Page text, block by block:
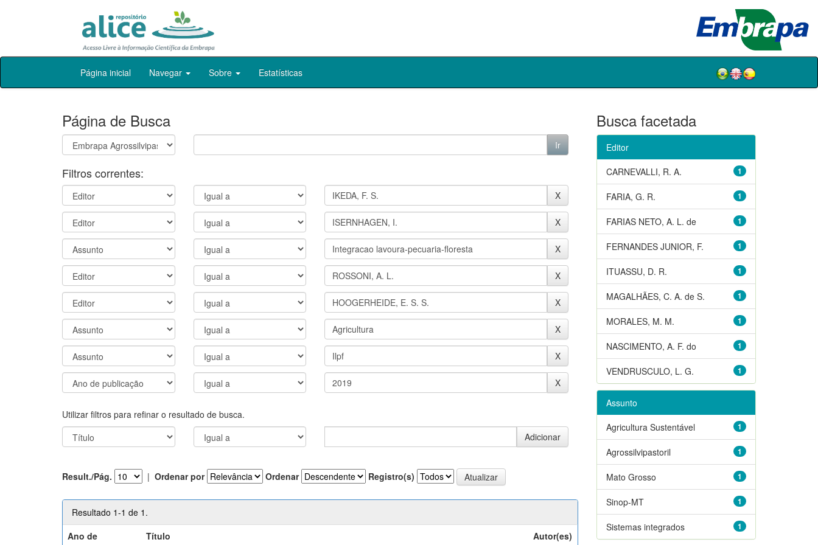
Skip
Página inicial Navegar Sobre Estatísticas
Página de Busca
Filtros correntes:
Utilizar filtros para refinar o resultado de busca.
Result./Pág. | Ordenar por Ordenar Registro(s)
Resultado 1-1 de 1.
Ano de
Título Autor(es)
Busca facetada
Editor
1
CARNEVALLI, R. A.
1
FARIA, G. R.
1
FARIAS NETO, A. L. de
1
FERNANDES JUNIOR, F.
1
ITUASSU, D. R.
1
MAGALHÃES, C. A. de S.
1
MORALES, M. M.
1
NASCIMENTO, A. F. do
1
VENDRUSCULO, L. G.
Assunto
1
Agricultura Sustentável
1
Agrossilvipastoril
1
Mato Grosso
1
Sinop-MT
1
Sistemas integrados